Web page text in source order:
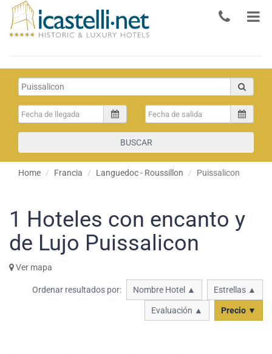
BUSCAR
Home Francia Languedoc - Roussillon Puissalicon
1 Hoteles con encanto y
de Lujo Puissalicon
Ver mapa
Ordenar resultados por: Nombre Hotel ▲ Estrellas ▲
Evaluación ▲ Precio ▼